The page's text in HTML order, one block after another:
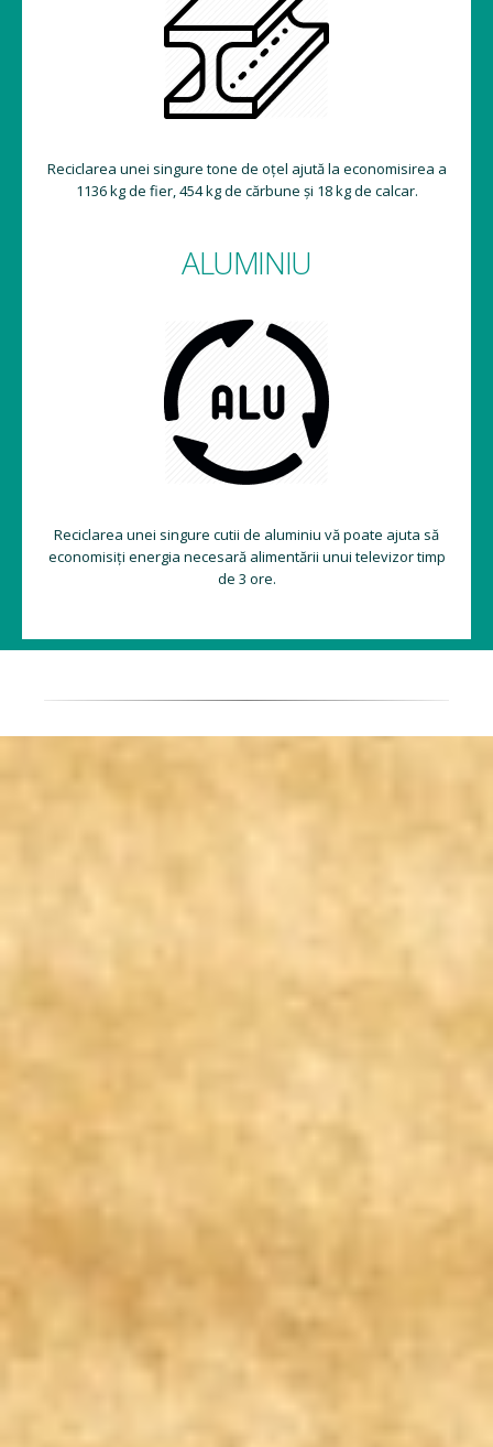
Reciclarea unei singure tone de oțel ajută la economisirea a
1136 kg de fier, 454 kg de cărbune și 18 kg de calcar.
ALUMINIU
Reciclarea unei singure cutii de aluminiu vă poate ajuta să
economisiți energia necesară alimentării unui televizor timp
de 3 ore.